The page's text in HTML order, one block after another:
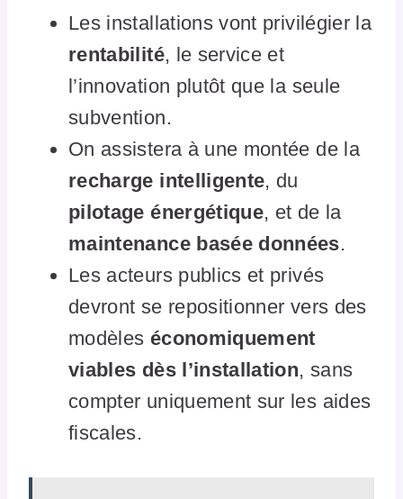
Les installations vont privilégier la
rentabilité, le service et
l’innovation plutôt que la seule
subvention.
On assistera à une montée de la
recharge intelligente, du
pilotage énergétique, et de la
maintenance basée données.
Les acteurs publics et privés
devront se repositionner vers des
modèles économiquement
viables dès l’installation, sans
compter uniquement sur les aides
fiscales.